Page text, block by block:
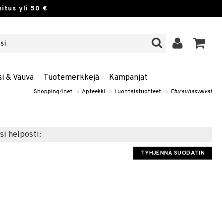
yli 50 €
& Vauva Tuotemerkkejä Kampanjat
Shopping4net » Apteekki » Luontaistuotteet » Eturauhasvaivat
helposti:
TYHJENNÄ SUODATIN